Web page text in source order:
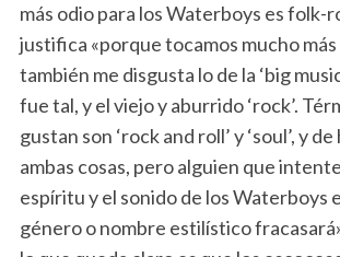
más odio para los Waterboys es folk-
justifica «porque tocamos mucho
también me disgusta lo de la ‘big
fue tal, y el viejo y aburrido ‘rock’.
gustan son ‘rock and roll’ y ‘soul’, y
ambas cosas, pero alguien que
espíritu y el sonido de los Waterboys
género o nombre estilístico